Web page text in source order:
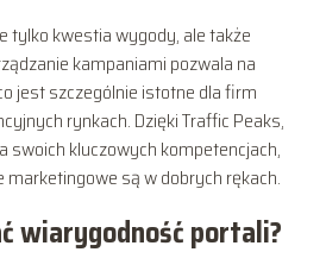
tylko kwestia wygody, ale także
kampaniami pozwala na
jest szczególnie istotne dla firm
rynkach. Dzięki Traffic Peaks,
swoich kluczowych kompetencjach,
marketingowe są w dobrych rękach.
wiarygodność portali?